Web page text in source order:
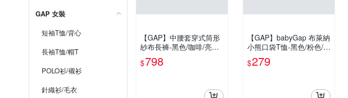
GAP 女裝
短袖T恤/背心
長袖T恤/帽T
POLO衫/襯衫
針織衫/毛衣
【GAP】中腰套穿式筒形
紗布長褲-黑色/咖啡/亮白/
粉紅色/襯衫藍(874410)
$798
【GAP】babyGap 布萊納
小熊口袋T恤-黑色/粉色/綠
色調/制服深藍/白色(8996
40)
$279